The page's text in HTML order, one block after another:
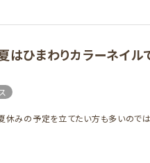
はひまわりカラーネイ
みの予定を立てたい方も多いので